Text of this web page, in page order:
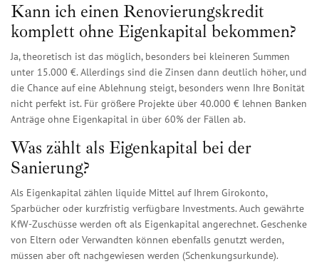
Kann ich einen Renovierungskredit
komplett ohne Eigenkapital bekommen?
Ja, theoretisch ist das möglich, besonders bei kleineren Summen
unter 15.000 €. Allerdings sind die Zinsen dann deutlich höher, und
die Chance auf eine Ablehnung steigt, besonders wenn Ihre Bonität
nicht perfekt ist. Für größere Projekte über 40.000 € lehnen Banken
Anträge ohne Eigenkapital in über 60% der Fällen ab.
Was zählt als Eigenkapital bei der
Sanierung?
Als Eigenkapital zählen liquide Mittel auf Ihrem Girokonto,
Sparbücher oder kurzfristig verfügbare Investments. Auch gewährte
KfW-Zuschüsse werden oft als Eigenkapital angerechnet. Geschenke
von Eltern oder Verwandten können ebenfalls genutzt werden,
müssen aber oft nachgewiesen werden (Schenkungsurkunde).